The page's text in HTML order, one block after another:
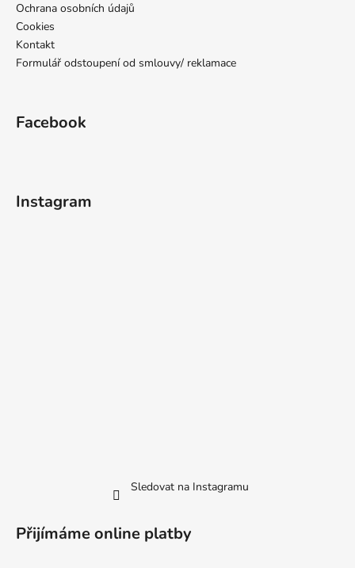
Ochrana osobních údajů
Cookies
Kontakt
Formulář odstoupení od smlouvy/ reklamace
Facebook
Instagram
Sledovat na Instagramu
Přijímáme online platby